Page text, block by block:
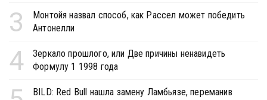
3
Монтойя назвал способ, как Рассел может победить
Антонелли
4
Зеркало прошлого, или Две причины ненавидеть
Формулу 1 1998 года
BILD: Red Bull нашла замену Ламбьязе, переманив